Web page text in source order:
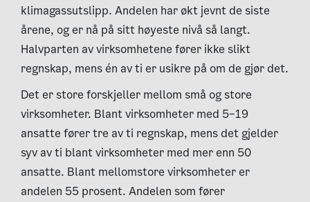
klimagassutslipp. Andelen har økt jevnt de siste
årene, og er nå på sitt høyeste nivå så langt.
Halvparten av virksomhetene fører ikke slikt
regnskap, mens én av ti er usikre på om de gjør det.
Det er store forskjeller mellom små og store
virksomheter. Blant virksomheter med 5–19
ansatte fører tre av ti regnskap, mens det gjelder
syv av ti blant virksomheter med mer enn 50
ansatte. Blant mellomstore virksomheter er
andelen 55 prosent. Andelen som fører